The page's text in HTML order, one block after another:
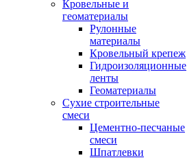
Кровельные и
геоматериалы
Рулонные
материалы
Кровельный крепеж
Гидроизоляционные
ленты
Геоматериалы
Сухие строительные
смеси
Цементно-песчаные
смеси
Шпатлевки